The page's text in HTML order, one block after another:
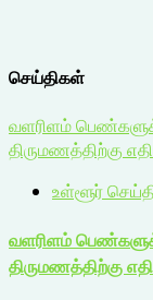
செய்திகள்
வளரிளம்
திருமணத்திற்கு
உள்ளூர்
வளரிளம்
திருமணத்திற்கு